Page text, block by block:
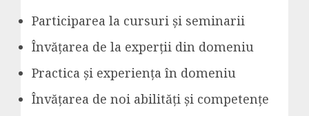
Participarea la cursuri și seminarii
Învățarea de la experții din domeniu
Practica și experiența în domeniu
Învățarea de noi abilități și competențe